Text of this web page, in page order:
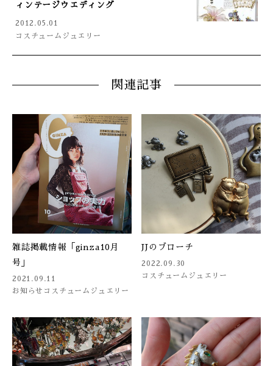
ィンテージウエディング
2012.05.01
コスチュームジュエリー
関連記事
雑誌掲載情報「ginza10月
号」
2021.09.11
お知らせ コスチュームジュエリー
JJのブローチ
2022.09.30
コスチュームジュエリー